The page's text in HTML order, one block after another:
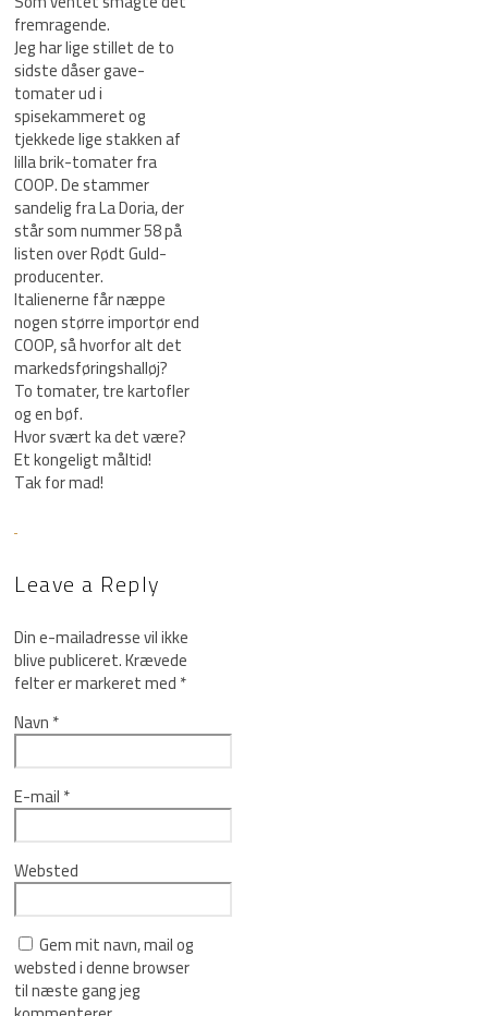
fremragende.
Jeg har lige stillet de to
sidste dåser gave-
tomater ud i
spisekammeret og
tjekkede lige stakken af
lilla brik-tomater fra
COOP. De stammer
sandelig fra La Doria, der
står som nummer 58 på
listen over Rødt Guld-
producenter.
Italienerne får næppe
nogen større importør end
COOP, så hvorfor alt det
markedsføringshalløj?
To tomater, tre kartofler
og en bøf.
Hvor svært ka det være?
Et kongeligt måltid!
Tak for mad!
Leave a Reply
Din e-mailadresse vil ikke
blive publiceret.Krævede
felter er markeret med*
Navn*
E-mail*
Websted
Gem mit navn, mail og
websted i denne browser
til næste gang jeg